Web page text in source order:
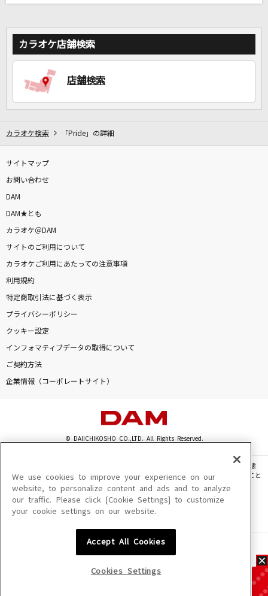
カラオケをもっと楽しもう！
カラオケ店舗検索
店舗検索
カラオケ検索 「Pride」の詳細
サイトマップ
お問い合わせ
DAM
DAM★とも
カラオケ＠DAM
サイトのご利用について
カラオケご利用にあたっての注意事項
利用規約
特定商取引法に基づく表示
プライバシーポリシー
クッキー設定
インフォマティブデータの取得について
ご契約方法
企業情報（コーポレートサイト）
© DAIICHIKOSHO CO.,LTD. All Rights Reserved.
このサイトに掲載されている一切の文章・画像・写真・動画・音声等を、手段や形態
を問わず、著作権法の定める範囲を超えて無断で複製、転載、ファイル化などすること
を禁じます。
楽曲及びコンテンツは、機種によりご利用いただけない場合があります。
楽曲及びコンテンツの配信日、配信内容が変更になる場合があります。
We use cookies to improve your experience on our
website, to personalize content and ads and to analyze
our traffic. Please click [Cookie Settings] to customize
your cookie settings on our website.
Accept All Cookies
Cookies Settings